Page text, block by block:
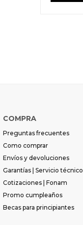
COMPRA
Preguntas frecuentes
Como comprar
Envíos y devoluciones
Garantías | Servicio técnico
Cotizaciones | Fonam
Promo cumpleaños
Becas para principiantes